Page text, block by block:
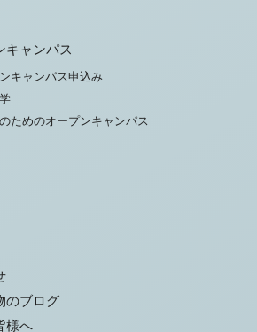
キャンパス
キャンパス申込み
ためのオープンキャンパス
のブログ
様へ